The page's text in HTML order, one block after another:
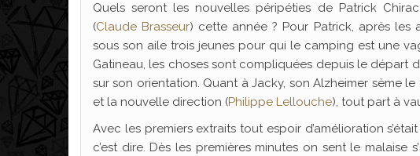
Quels seront les nouvelles péripéties de Patrick
(Claude Brasseur) cette année ? Pour Patrick, après
sous son aile trois jeunes pour qui le camping est une
Gatineau, les choses sont compliquées depuis le départ
sur son orientation. Quant à Jacky, son Alzheimer sème
et la nouvelle direction (Philippe Lellouche), tout part à
Avec les premiers extraits tout espoir d’amélioration
c’est dire. Dès les premières minutes on sent le malaise